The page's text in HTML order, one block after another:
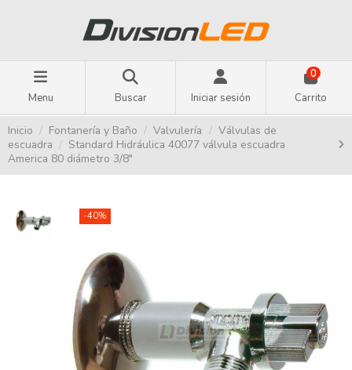
Menu Buscar Iniciar sesión
0
Carrito
Inicio Fontanería y Baño Valvulería
Válvulas de
escuadra
Standard Hidráulica 40077 válvula escuadra
America 80 diámetro 3/8"
-40%